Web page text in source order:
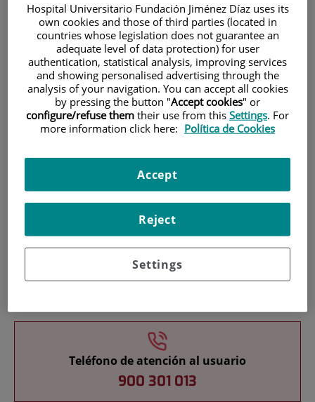
Pacientes y visitantes
Investigación
Docencia
Teléfono de atención al usuario
900 301 013
Hospital Universitario Fundación Jiménez Díaz uses its
own cookies and those of third parties (located in
countries whose legislation does not guarantee an
adequate level of data protection) for user
authentication, statistical analysis, improving services
and showing personalised advertising through the
analysis of your navigation. You can accept all cookies
by pressing the button "Accept cookies" or
configure/refuse them their use from this Settings. For
more information click here: Política de Cookies
Settings
Reject
Accept